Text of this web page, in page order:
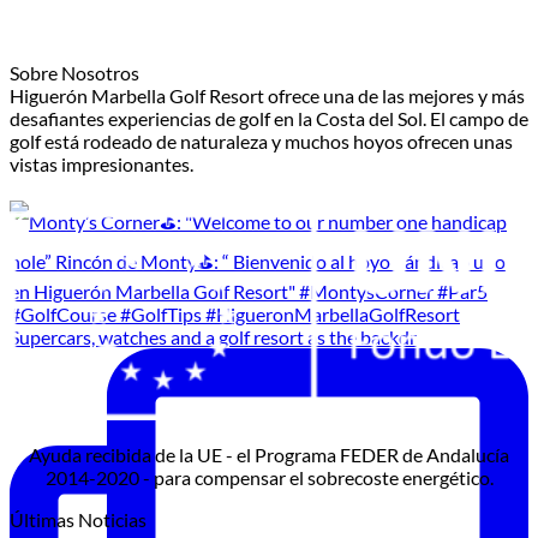
Supercars, watches and a golf resort as the backdr
Sobre Nosotros
Higuerón Marbella Golf Resort ofrece una de las mejores y más
desafiantes experiencias de golf en la Costa del Sol. El campo de
golf está rodeado de naturaleza y muchos hoyos ofrecen unas
vistas impresionantes.
Ayuda recibida de la UE - el Programa FEDER de Andalucía
2014-2020 - para compensar el sobrecoste energético.
Últimas Noticias